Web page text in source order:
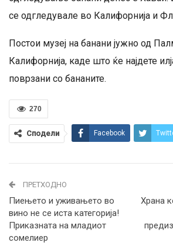
се одгледувале во Калифорнија и
Постои музеј на банани јужно од
Калифорнија, каде што ќе најдете
поврзани со бананите.
270
Сподели Facebook
ПРЕТХОДНО
Пиењето и уживањето во
вино не се иста категорија!
Приказната на младиот
сомелиер
Храна